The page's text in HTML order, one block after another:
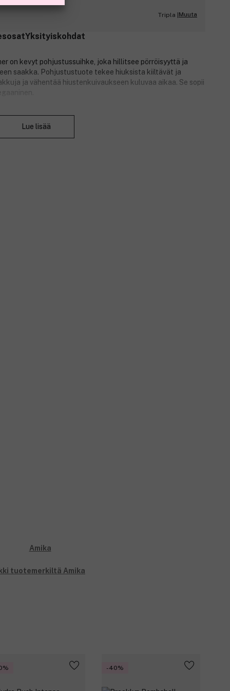
Tripla | Muuta
Yksityiskohdat
on kevyt pohjustussuihke, joka hillitsee pörröisyyttä ja
saakka. Pohjustustuote tekee hiuksista kiiltävät ja
ja vähentää hiustenkuivaukseen kuluvaa aikaa. Se sopii
kuin appelsiinissa ja kolme kertaa enemmän A-
ja hiuspohjan terveyttä. Avokadoöljy pitää hiukset
Lue lisää
tuotemerkiltä Amika
-40%